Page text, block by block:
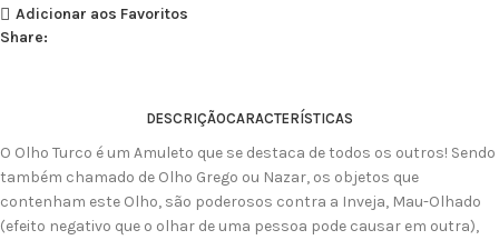
Adicionar aos Favoritos
Share:
DESCRIÇÃOCARACTERÍSTICAS
O Olho Turco é um Amuleto que se destaca de todos os outros! Sendo
também chamado de Olho Grego ou Nazar, os objetos que
contenham este Olho, são poderosos contra a Inveja, Mau-Olhado
(efeito negativo que o olhar de uma pessoa pode causar em outra),